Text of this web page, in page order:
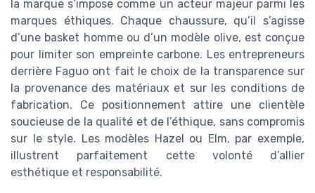
la marque s’impose comme un acteur majeur parmi les
marques éthiques. Chaque chaussure, qu’il s’agisse
d’une basket homme ou d’un modèle olive, est conçue
pour limiter son empreinte carbone. Les entrepreneurs
derrière Faguo ont fait le choix de la transparence sur
la provenance des matériaux et sur les conditions de
fabrication. Ce positionnement attire une clientèle
soucieuse de la qualité et de l’éthique, sans compromis
sur le style. Les modèles Hazel ou Elm, par exemple,
illustrent parfaitement cette volonté d’allier
esthétique et responsabilité.